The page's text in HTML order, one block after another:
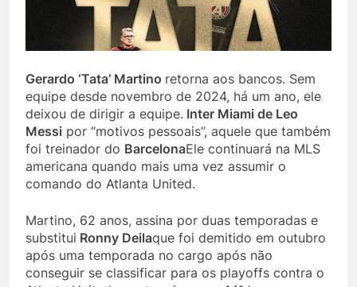
Gerardo ‘Tata’ Martino retorna aos bancos. Sem
equipe desde novembro de 2024, há um ano, ele
deixou de dirigir a equipe. Inter Miami de Leo
Messi por “motivos pessoais”, aquele que também
foi treinador do BarcelonaEle continuará na MLS
americana quando mais uma vez assumir o
comando do Atlanta United.
Martino, 62 anos, assina por duas temporadas e
substitui Ronny Deilaque foi demitido em outubro
após uma temporada no cargo após não
conseguir se classificar para os playoffs contra o